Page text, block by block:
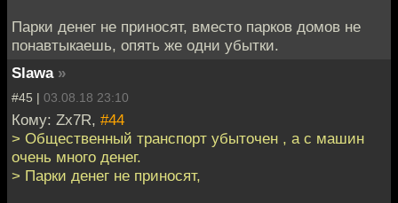
Парки денег не приносят, вместо парков домов не
понавтыкаешь, опять же одни убытки.
Slawa »
#45 | 03.08.18 23:10
Кому: Zx7R, #44
> Общественный транспорт убыточен , а с машин
очень много денег.
> Парки денег не приносят,